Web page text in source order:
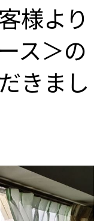
様より
ス＞の
きまし